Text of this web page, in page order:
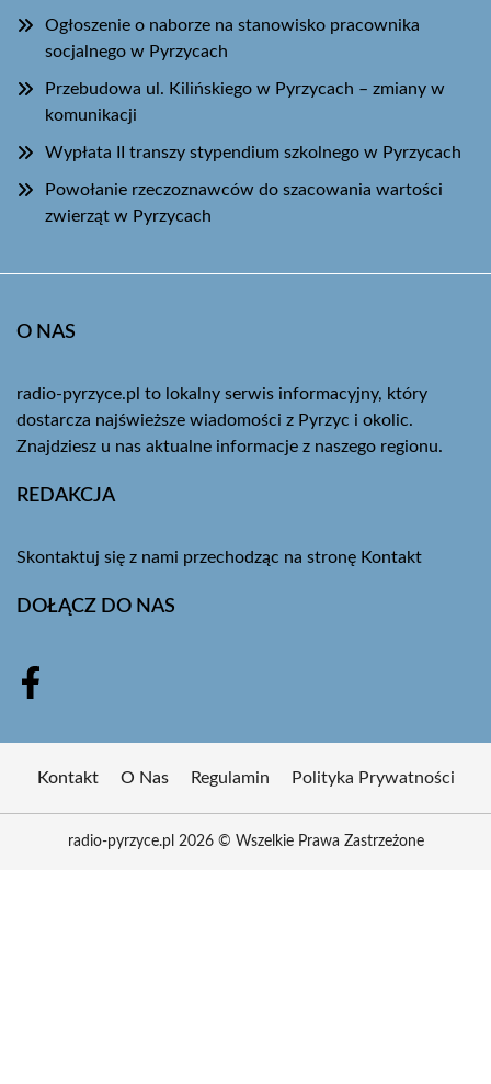
Ogłoszenie o naborze na stanowisko pracownika
socjalnego w Pyrzycach
Przebudowa ul. Kilińskiego w Pyrzycach – zmiany w
komunikacji
Wypłata II transzy stypendium szkolnego w Pyrzycach
Powołanie rzeczoznawców do szacowania wartości
zwierząt w Pyrzycach
O NAS
radio-pyrzyce.pl to lokalny serwis informacyjny, który
dostarcza najświeższe wiadomości z Pyrzyc i okolic.
Znajdziesz u nas aktualne informacje z naszego regionu.
REDAKCJA
Skontaktuj się z nami przechodząc na stronę Kontakt
DOŁĄCZ DO NAS
Kontakt O Nas Regulamin Polityka Prywatności
radio-pyrzyce.pl 2026 © Wszelkie Prawa Zastrzeżone